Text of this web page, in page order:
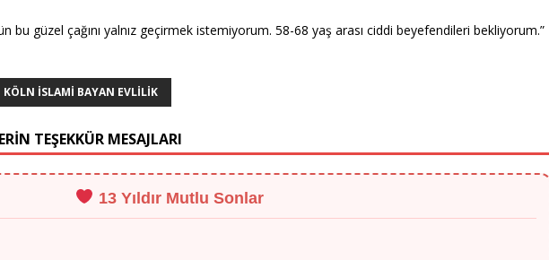
bu güzel çağını yalnız geçirmek istemiyorum. 58-68 yaş arası ciddi beyefendileri bekliyorum.”
KÖLN İSLAMI BAYAN EVLILIK
TEŞEKKÜR MESAJLARI
13 Yıldır Mutlu Sonlar